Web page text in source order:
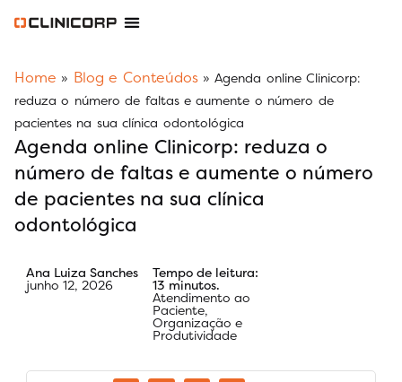
Home » Blog e Conteúdos»Agenda online Clinicorp:
reduza o número de faltas e aumente o número de
pacientes na sua clínica odontológica
Agenda online Clinicorp: reduza o
número de faltas e aumente o número
de pacientes na sua clínica
odontológica
Ana Luiza Sanches
junho 12, 2026
Tempo de leitura:
13 minutos.
Atendimento ao
Paciente,
Organização e
Produtividade